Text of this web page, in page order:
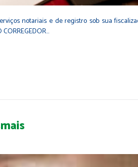
notariais e de registro sob sua